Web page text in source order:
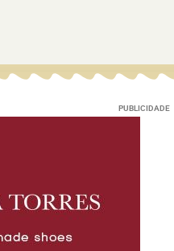
PUBLICIDADE